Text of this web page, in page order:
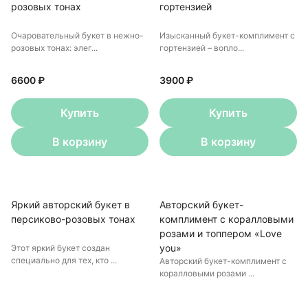
розовых тонах
Очаровательный букет в нежно-
розовых тонах: элег...
6600 ₽
Купить
В корзину
гортензией
Изысканный букет-комплимент с
гортензией – вопло...
3900 ₽
Купить
В корзину
Яркий авторский букет в
персиково-розовых тонах
Этот яркий букет создан
специально для тех, кто ...
Авторский букет-
комплимент с коралловыми
розами и топпером «Love
you»
Авторский букет-комплимент с
коралловыми розами ...